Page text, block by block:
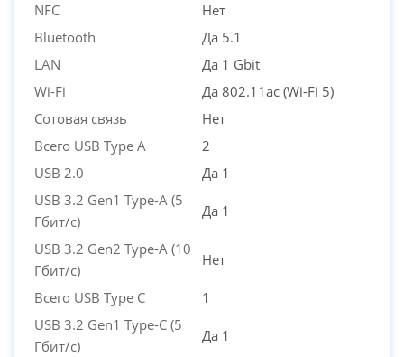
NFC
Нет
Bluetooth
Да 5.1
LAN
Да 1 Gbit
Wi-Fi
Да 802.11ac (Wi-Fi 5)
Сотовая связь
Нет
Всего USB Type A
2
USB 2.0
Да 1
USB 3.2 Gen1 Type-A (5
Гбит/с)
Да 1
USB 3.2 Gen2 Type-A (10
Гбит/с)
Нет
Всего USB Type C
1
USB 3.2 Gen1 Type-C (5
Гбит/с)
Да 1